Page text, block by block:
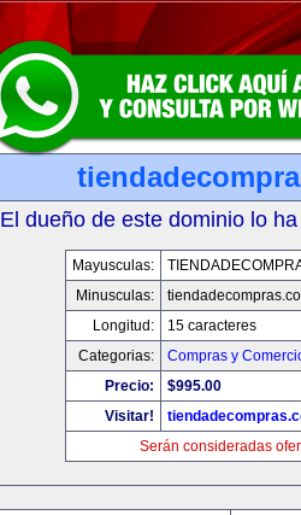
El dueño de este dominio lo
Mayusculas:
Minusculas:
Longitud:
15 caracteres
Categorias:
Compras y
Precio:
$995.00
Visitar!
Serán consideradas